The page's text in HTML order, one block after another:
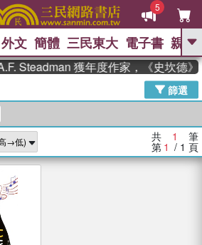
5
GO
高希均教授回憶錄
、 The Odyssey 、 父親節 、 如果歷
獎 臺灣漫遊錄 、 方念華 、 台灣的李
登輝時代
數學女孩：黎曼猜想 、
偉大的迷走神經
外文 簡體 三民東大 電子書 親子
Steadman 獲年度作家，《史坎德》
篩選
共 1 筆
第 1 / 1 頁